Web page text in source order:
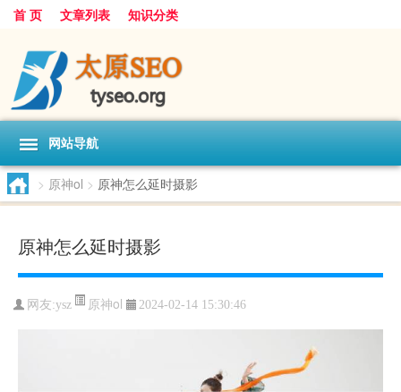
首 页 文章列表 知识分类
网站导航
> 原神ol > 原神怎么延时摄影
原神怎么延时摄影
网友:ysz 原神ol 2024-02-14 15:30:46